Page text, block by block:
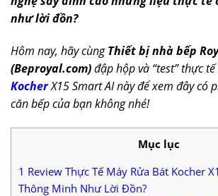
như lời đồn?
Hôm nay, hãy cùngThiết bị nhà bếp
(Beproyal.com)đập hộp và “test” thực
KocherX15 Smart AI này để xem đây có
căn bếp của bạn không nhé!
Mục lục
1 Review Thực Tế Máy Rửa Bát Kocher
Thông Minh Như Lời Đồn?